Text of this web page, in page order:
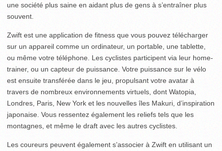
une société plus saine en aidant plus de gens à s’entraîner plus
souvent.
Zwift est une application de fitness que vous pouvez télécharger
sur un appareil comme un ordinateur, un portable, une tablette,
ou même votre téléphone. Les cyclistes participent via leur home-
trainer, ou un capteur de puissance. Votre puissance sur le vélo
est ensuite transférée dans le jeu, propulsant votre avatar à
travers de nombreux environnements virtuels, dont Watopia,
Londres, Paris, New York et les nouvelles îles Makuri, d’inspiration
japonaise. Vous ressentez également les reliefs tels que les
montagnes, et même le draft avec les autres cyclistes.
Les coureurs peuvent également s’associer à Zwift en utilisant un